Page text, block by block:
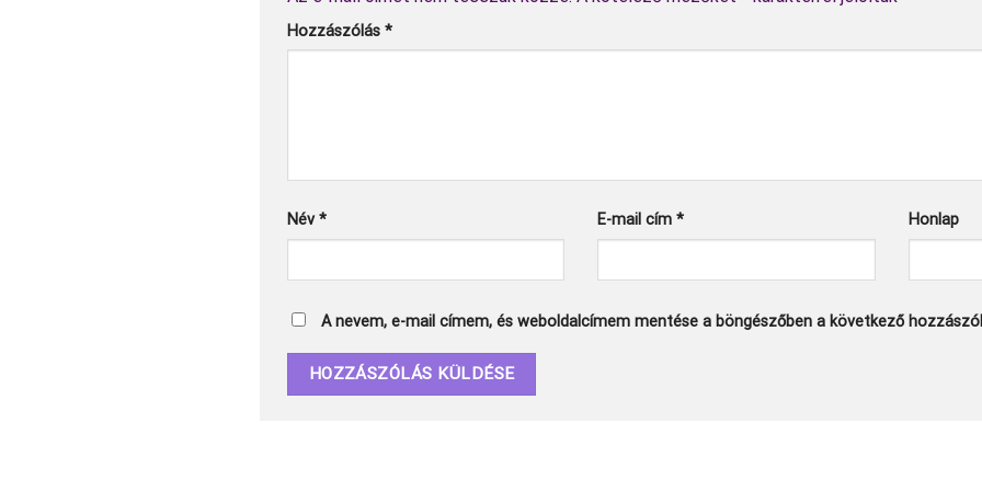
Hozzászólás *
Név* E-mail cím* Honlap
A nevem, e-mail címem, és weboldalcímem mentése a böngészőben a következő